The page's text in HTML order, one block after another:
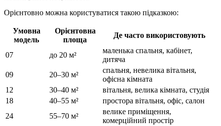
Орієнтовно можна користуватися такою підказкою:
Умовна
модель
Орієнтовна
площа
Де часто використовують
07 до 20 м²
маленька спальня, кабінет,
дитяча
09
20–30 м²
спальня, невелика вітальня,
офісна кімната
12
30–40 м²
вітальня, велика кімната, студія
18
40–55 м²
простора вітальня, офіс, салон
24
55–70 м²
велике приміщення,
комерційний простір